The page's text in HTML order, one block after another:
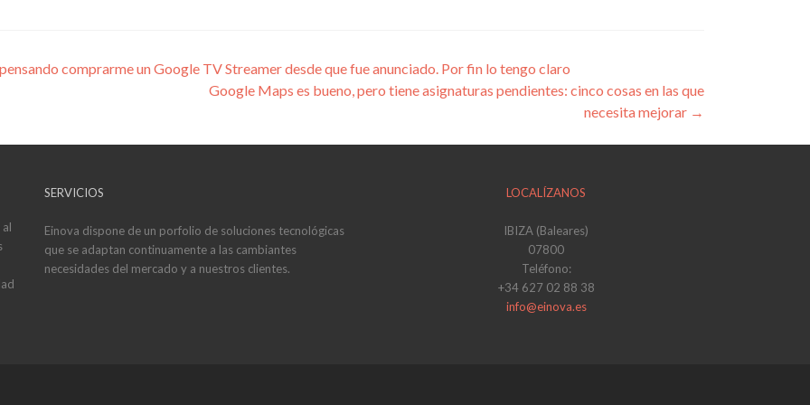
comprarme un Google TV Streamer desde que fue anunciado. Por fin lo tengo claro
Google Maps es bueno, pero tiene asignaturas pendientes: cinco cosas en las que
necesita mejorar →
SERVICIOS
Einova dispone de un porfolio de soluciones tecnológicas
que se adaptan continuamente a las cambiantes
necesidades del mercado y a nuestros clientes.
LOCALÍZANOS
IBIZA (Baleares)
07800
Teléfono:
+34 627 02 88 38
info@einova.es